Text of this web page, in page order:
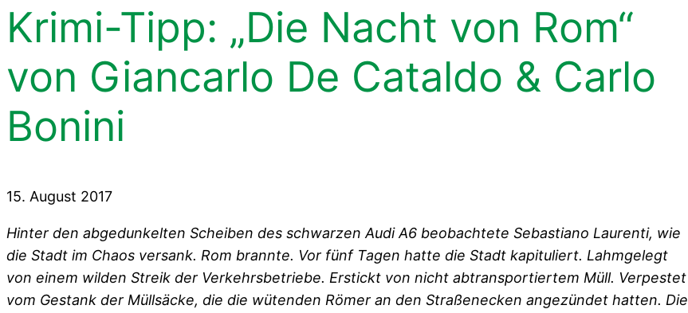
Krimi-Tipp: „Die Nacht von Rom“
von Giancarlo De Cataldo & Carlo
Bonini
15. August 2017
Hinter den abgedunkelten Scheiben des schwarzen Audi A6 beobachtete Sebastiano Laurenti, wie
die Stadt im Chaos versank. Rom brannte. Vor fünf Tagen hatte die Stadt kapituliert. Lahmgelegt
von einem wilden Streik der Verkehrsbetriebe. Erstickt von nicht abtransportiertem Müll. Verpestet
vom Gestank der Müllsäcke, die die wütenden Römer an den Straßenecken angezündet hatten. Die